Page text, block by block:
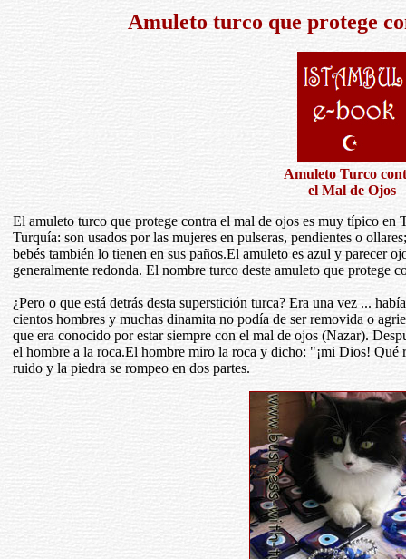
Amuleto turco que protege
Amuleto Turco
el Mal de Ojos
El amuleto turco que protege contra el mal de ojos es muy típico en
Turquía: son usados por las mujeres en pulseras, pendientes o
bebés también lo tienen en sus paños.El amuleto es azul y parecer
generalmente redonda. El nombre turco deste amuleto que protege
¿Pero o que está detrás desta superstición turca? Era una vez ...
cientos hombres y muchas dinamita no podía de ser removida o
que era conocido por estar siempre con el mal de ojos (Nazar).
el hombre a la roca.El hombre miro la roca y dicho: "¡mi Dios! Qué
ruido y la piedra se rompeo en dos partes.